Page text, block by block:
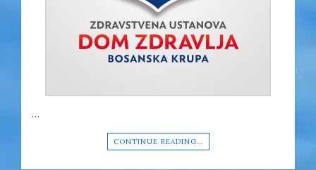
…
CONTINUE READING…